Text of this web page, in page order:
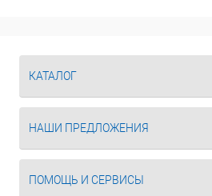
КАТАЛОГ
НАШИ ПРЕДЛОЖЕНИЯ
ПОМОЩЬ И СЕРВИСЫ